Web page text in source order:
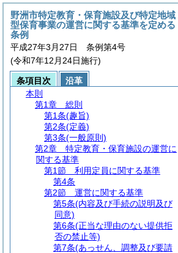
野洲市特定教育・保育施設及び特定地域
型保育事業の運営に関する基準を定める
条例
平成27年3月27日 条例第4号
(令和7年12月24日施行)
条項目次
沿革
本則
第1章
総則
第1条(趣旨)
第2条(定義)
第3条(一般原則)
第2章
特定教育・保育施設の運営に
関する基準
第1節
利用定員に関する基準
第4条
第2節
運営に関する基準
第5条(内容及び手続の説明及び
同意)
第6条(正当な理由のない提供拒
否の禁止等)
第7条(あっせん、調整及び要請